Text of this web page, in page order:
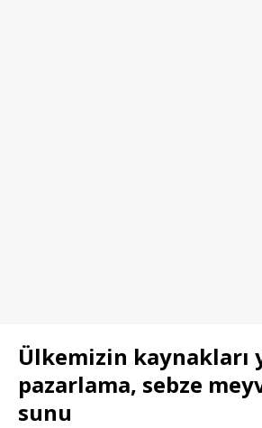
Ülkemizin kaynakları
pazarlama, sebze
sunu